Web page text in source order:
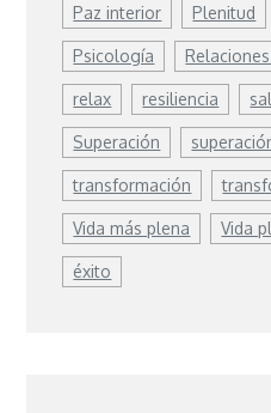
Paz interior Plenitud
Psicología
relax resiliencia
Superación
transformación
Vida más plena Vida
éxito